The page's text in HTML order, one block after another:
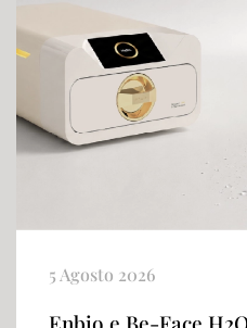
5 Agosto 2026
Enbio e Be-Face